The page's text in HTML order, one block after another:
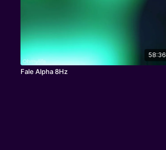
58:36
Fale Alpha 8Hz